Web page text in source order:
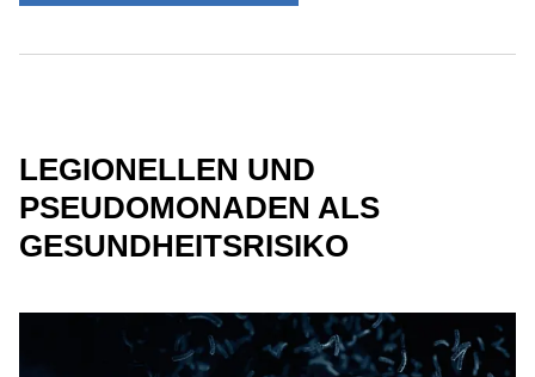
LEGIONELLEN UND
PSEUDOMONADEN ALS
GESUNDHEITSRISIKO